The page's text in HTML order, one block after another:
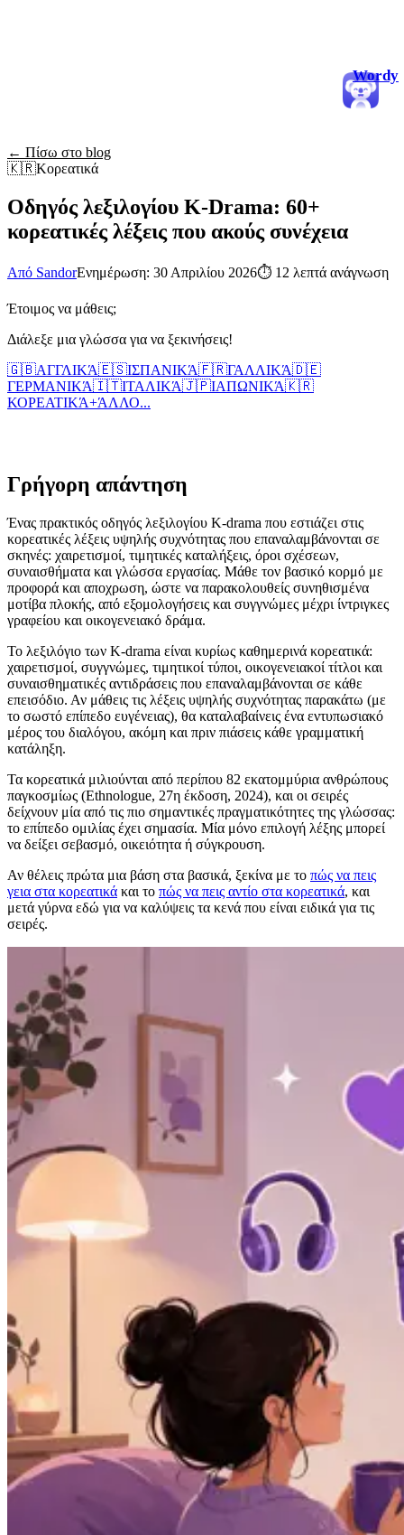
Wordy
← Πίσω στο blog
🇰🇷Κορεατικά
Οδηγός λεξιλογίου K-Drama: 60+
κορεατικές λέξεις που ακούς συνέχεια
Από SandorΕνημέρωση: 30 Απριλίου 2026⏱ 12 λεπτά ανάγνωση
Έτοιμος να μάθεις;
Διάλεξε μια γλώσσα για να ξεκινήσεις!
🇬🇧ΑΓΓΛΙΚΆ🇪🇸ΙΣΠΑΝΙΚΆ🇫🇷ΓΑΛΛΙΚΆ🇩🇪
ΓΕΡΜΑΝΙΚΆ🇮🇹ΙΤΑΛΙΚΆ🇯🇵ΙΑΠΩΝΙΚΆ🇰🇷
ΚΟΡΕΑΤΙΚΆ+ΆΛΛΟ...
Γρήγορη απάντηση
Ένας πρακτικός οδηγός λεξιλογίου K-drama που εστιάζει στις
κορεατικές λέξεις υψηλής συχνότητας που επαναλαμβάνονται σε
σκηνές: χαιρετισμοί, τιμητικές καταλήξεις, όροι σχέσεων,
συναισθήματα και γλώσσα εργασίας. Μάθε τον βασικό κορμό με
προφορά και αποχρωση, ώστε να παρακολουθείς συνηθισμένα
μοτίβα πλοκής, από εξομολογήσεις και συγγνώμες μέχρι ίντριγκες
γραφείου και οικογενειακό δράμα.
Το λεξιλόγιο των K-drama είναι κυρίως καθημερινά κορεατικά:
χαιρετισμοί, συγγνώμες, τιμητικοί τύποι, οικογενειακοί τίτλοι και
συναισθηματικές αντιδράσεις που επαναλαμβάνονται σε κάθε
επεισόδιο. Αν μάθεις τις λέξεις υψηλής συχνότητας παρακάτω (με
το σωστό επίπεδο ευγένειας), θα καταλαβαίνεις ένα εντυπωσιακό
μέρος του διαλόγου, ακόμη και πριν πιάσεις κάθε γραμματική
κατάληξη.
Τα κορεατικά μιλιούνται από περίπου 82 εκατομμύρια ανθρώπους
παγκοσμίως (Ethnologue, 27η έκδοση, 2024), και οι σειρές
δείχνουν μία από τις πιο σημαντικές πραγματικότητες της γλώσσας:
το επίπεδο ομιλίας έχει σημασία. Μία μόνο επιλογή λέξης μπορεί
να δείξει σεβασμό, οικειότητα ή σύγκρουση.
Αν θέλεις πρώτα μια βάση στα βασικά, ξεκίνα με το πώς να πεις
γεια στα κορεατικά και το πώς να πεις αντίο στα κορεατικά, και
μετά γύρνα εδώ για να καλύψεις τα κενά που είναι ειδικά για τις
σειρές.